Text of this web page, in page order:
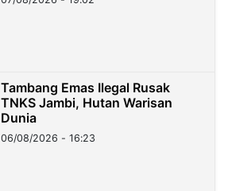
Tambang Emas Ilegal Rusak
TNKS Jambi, Hutan Warisan
Dunia
06/08/2026 - 16:23